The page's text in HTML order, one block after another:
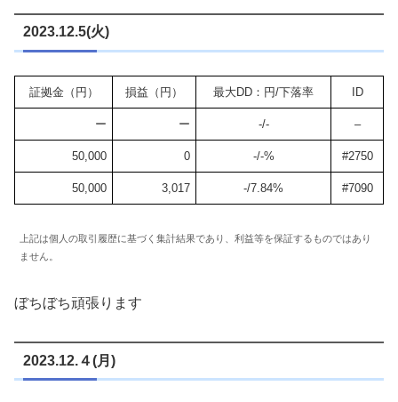
2023.12.5(火)
証拠金（円） 損益（円） 最大DD：円/下落率 ID
ー ー -/- –
50,000 0 -/-% #2750
50,000 3,017 -/7.84% #7090
上記は個人の取引履歴に基づく集計結果であり、利益等を保証するものではあり
ません。
ぼちぼち頑張ります
2023.12.４(月)